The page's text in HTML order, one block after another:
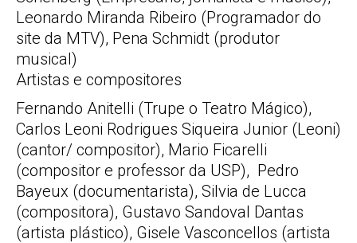
Leonardo Miranda Ribeiro (Programador do
site da MTV), Pena Schmidt (produtor
musical)
Artistas e compositores
Fernando Anitelli (Trupe o Teatro Mágico),
Carlos Leoni Rodrigues Siqueira Junior (Leoni)
(cantor/ compositor), Mario Ficarelli
(compositor e professor da USP), Pedro
Bayeux (documentarista), Silvia de Lucca
(compositora), Gustavo Sandoval Dantas
(artista plástico), Gisele Vasconcellos (artista